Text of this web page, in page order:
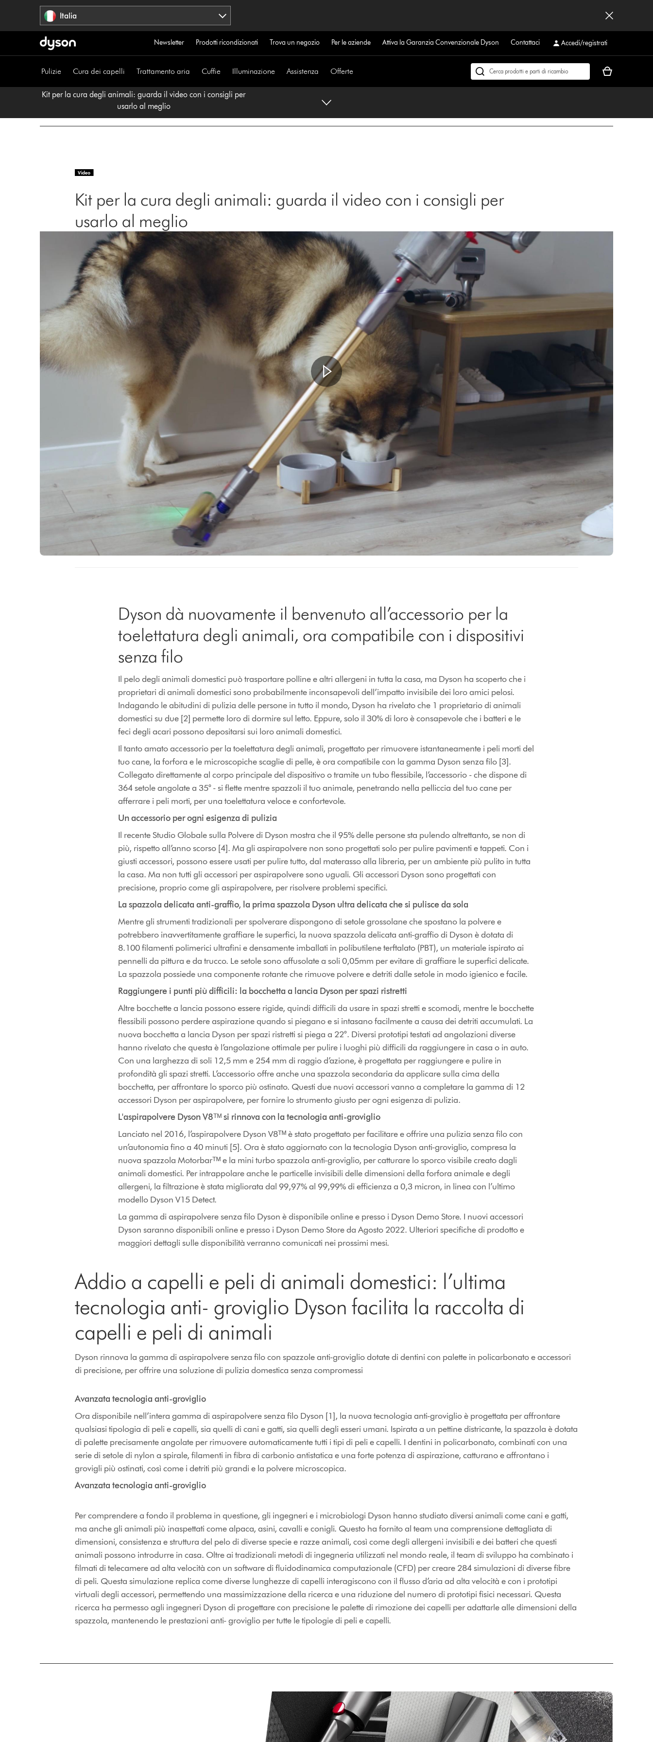
Italia
Newsletter Prodotti ricondizionati Trova un negozio Per le aziende Attiva la Garanzia Convenzionale Dyson Contattaci Accedi/registrati
Pulizie Cura dei capelli Trattamento aria Cuffie Illuminazione Assistenza Offerte
Cerca
Il
Kit per la cura degli animali: guarda il video con i consigli per
usarlo al meglio
Kit per la cura degli animali: guarda il video con i consigli per
usarlo al meglio
Dyson dà nuovamente il benvenuto all’accessorio per la
toelettatura degli animali, ora compatibile con i dispositivi
senza filo
Il pelo degli animali domestici può trasportare polline e altri allergeni in tutta la casa, ma Dyson ha scoperto che i
proprietari di animali domestici sono probabilmente inconsapevoli dell’impatto invisibile dei loro amici pelosi.
Indagando le abitudini di pulizia delle persone in tutto il mondo, Dyson ha rivelato che 1 proprietario di animali
domestici su due [2] permette loro di dormire sul letto. Eppure, solo il 30% di loro è consapevole che i batteri e le
feci degli acari possono depositarsi sui loro animali domestici.
Il tanto amato accessorio per la toelettatura degli animali, progettato per rimuovere istantaneamente i peli morti del
tuo cane, la forfora e le microscopiche scaglie di pelle, è ora compatibile con la gamma Dyson senza filo [3].
Collegato direttamente al corpo principale del dispositivo o tramite un tubo flessibile, l’accessorio - che dispone di
364 setole angolate a 35° - si flette mentre spazzoli il tuo animale, penetrando nella pelliccia del tuo cane per
afferrare i peli morti, per una toelettatura veloce e confortevole.
Un accessorio per ogni esigenza di pulizia
Il recente Studio Globale sulla Polvere di Dyson mostra che il 95% delle persone sta pulendo altrettanto, se non di
più, rispetto all’anno scorso [4]. Ma gli aspirapolvere non sono progettati solo per pulire pavimenti e tappeti. Con i
giusti accessori, possono essere usati per pulire tutto, dal materasso alla libreria, per un ambiente più pulito in tutta
la casa. Ma non tutti gli accessori per aspirapolvere sono uguali. Gli accessori Dyson sono progettati con
precisione, proprio come gli aspirapolvere, per risolvere problemi specifici.
La spazzola delicata anti-graffio, la prima spazzola Dyson ultra delicata che si pulisce da sola
Mentre gli strumenti tradizionali per spolverare dispongono di setole grossolane che spostano la polvere e
potrebbero inavvertitamente graffiare le superfici, la nuova spazzola delicata anti-graffio di Dyson è dotata di
8.100 filamenti polimerici ultrafini e densamente imballati in polibutilene terftalato (PBT), un materiale ispirato ai
pennelli da pittura e da trucco. Le setole sono affusolate a soli 0,05mm per evitare di graffiare le superfici delicate.
La spazzola possiede una componente rotante che rimuove polvere e detriti dalle setole in modo igienico e facile.
Raggiungere i punti più difficili: la bocchetta a lancia Dyson per spazi ristretti
Altre bocchette a lancia possono essere rigide, quindi difficili da usare in spazi stretti e scomodi, mentre le bocchette
flessibili possono perdere aspirazione quando si piegano e si intasano facilmente a causa dei detriti accumulati. La
nuova bocchetta a lancia Dyson per spazi ristretti si piega a 22°. Diversi prototipi testati ad angolazioni diverse
hanno rivelato che questa è l’angolazione ottimale per pulire i luoghi più difficili da raggiungere in casa o in auto.
Con una larghezza di soli 12,5 mm e 254 mm di raggio d’azione, è progettata per raggiungere e pulire in
profondità gli spazi stretti. L’accessorio offre anche una spazzola secondaria da applicare sulla cima della
bocchetta, per affrontare lo sporco più ostinato. Questi due nuovi accessori vanno a completare la gamma di 12
accessori Dyson per aspirapolvere, per fornire lo strumento giusto per ogni esigenza di pulizia.
L'aspirapolvere Dyson V8ᵀᴹ si rinnova con la tecnologia anti-groviglio
Lanciato nel 2016, l’aspirapolvere Dyson V8ᵀᴹ è stato progettato per facilitare e offrire una pulizia senza filo con
un’autonomia fino a 40 minuti [5]. Ora è stato aggiornato con la tecnologia Dyson anti-groviglio, compresa la
nuova spazzola Motorbarᵀᴹ e la mini turbo spazzola anti-groviglio, per catturare lo sporco visibile creato dagli
animali domestici. Per intrappolare anche le particelle invisibili delle dimensioni della forfora animale e degli
allergeni, la filtrazione è stata migliorata dal 99,97% al 99,99% di efficienza a 0,3 micron, in linea con l’ultimo
modello Dyson V15 Detect.
La gamma di aspirapolvere senza filo Dyson è disponibile online e presso i Dyson Demo Store. I nuovi accessori
Dyson saranno disponibili online e presso i Dyson Demo Store da Agosto 2022. Ulteriori specifiche di prodotto e
maggiori dettagli sulle disponibilità verranno comunicati nei prossimi mesi.
Addio a capelli e peli di animali domestici: l’ultima
tecnologia anti- groviglio Dyson facilita la raccolta di
capelli e peli di animali
Dyson rinnova la gamma di aspirapolvere senza filo con spazzole anti-groviglio dotate di dentini con palette in policarbonato e accessori
di precisione, per offrire una soluzione di pulizia domestica senza compromessi
Avanzata tecnologia anti-groviglio
Ora disponibile nell’intera gamma di aspirapolvere senza filo Dyson [1], la nuova tecnologia anti-groviglio è progettata per affrontare
qualsiasi tipologia di peli e capelli, sia quelli di cani e gatti, sia quelli degli esseri umani. Ispirata a un pettine districante, la spazzola è dotata
di palette precisamente angolate per rimuovere automaticamente tutti i tipi di peli e capelli. I dentini in policarbonato, combinati con una
serie di setole di nylon a spirale, filamenti in fibra di carbonio antistatica e una forte potenza di aspirazione, catturano e affrontano i
grovigli più ostinati, così come i detriti più grandi e la polvere microscopica.
Avanzata tecnologia anti-groviglio
Per comprendere a fondo il problema in questione, gli ingegneri e i microbiologi Dyson hanno studiato diversi animali come cani e gatti,
ma anche gli animali più inaspettati come alpaca, asini, cavalli e conigli. Questo ha fornito al team una comprensione dettagliata di
dimensioni, consistenza e struttura del pelo di diverse specie e razze animali, così come degli allergeni invisibili e dei batteri che questi
animali possono introdurre in casa. Oltre ai tradizionali metodi di ingegneria utilizzati nel mondo reale, il team di sviluppo ha combinato i
filmati di telecamere ad alta velocità con un software di fluidodinamica computazionale (CFD) per creare 284 simulazioni di diverse fibre
di peli. Questa simulazione replica come diverse lunghezze di capelli interagiscono con il flusso d’aria ad alta velocità e con i prototipi
virtuali degli accessori, permettendo una massimizzazione della ricerca e una riduzione del numero di prototipi fisici necessari. Questa
ricerca ha permesso agli ingegneri Dyson di progettare con precisione le palette di rimozione dei capelli per adattarle alle dimensioni della
spazzola, mantenendo le prestazioni anti- groviglio per tutte le tipologie di peli e capelli.